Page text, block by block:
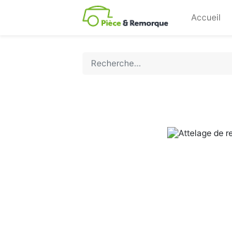
Accueil